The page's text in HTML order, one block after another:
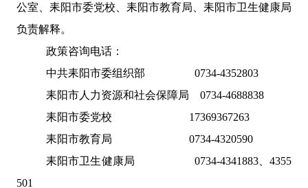
公室、耒阳市委党校、耒阳市教育局、耒阳市卫生健康局
负责解释。
政策咨询电话：
中共耒阳市委组织部 0734-4352803
耒阳市人力资源和社会保障局 0734-4688838
耒阳市委党校 17369367263
耒阳市教育局 0734-4320590
耒阳市卫生健康局 0734-4341883、4355
501